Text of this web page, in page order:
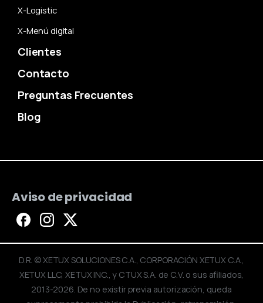
X-Logistic
X-Menú digital
Clientes
Contacto
Preguntas Frecuentes
Blog
Aviso de privacidad
D.R. © XETUX SOLUCIONES C.A., CORPORACIÓN XETUX C.A.,
XETUX LLC, XETUX INC., y CTUX S.A. de C.V. o sus afiliados,
2013-2026. De no existir previa autorización, queda